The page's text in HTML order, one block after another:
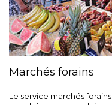
Marchés forains
Le service marchés